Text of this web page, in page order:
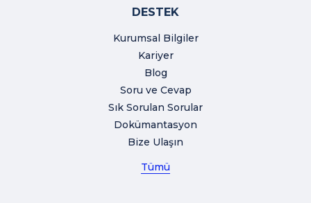
DESTEK
Kurumsal Bilgiler
Kariyer
Blog
Soru ve Cevap
Sık Sorulan Sorular
Dokümantasyon
Bize Ulaşın
Tümü